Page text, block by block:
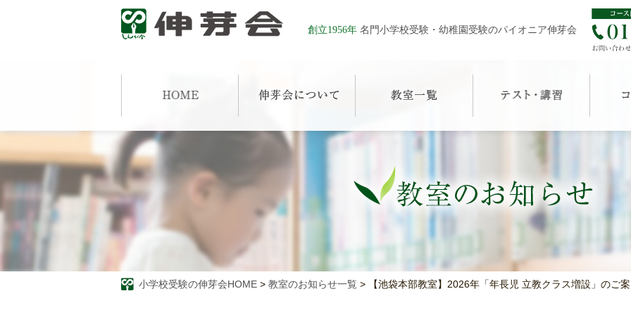
創立1956年 名門小学校受験・幼稚園受験のパイオニア伸芽会
小学校受験の伸芽会HOME > 教室のお知らせ一覧 > 【池袋本部教室】2026年「年長児 立教クラス増設」のご